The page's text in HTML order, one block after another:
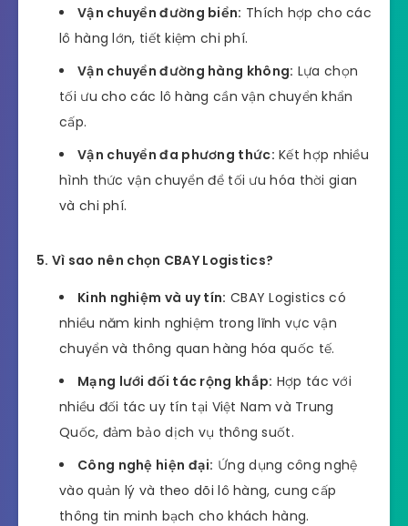
Vận chuyển đường biển: Thích hợp cho các
lô hàng lớn, tiết kiệm chi phí.
Vận chuyển đường hàng không: Lựa chọn
tối ưu cho các lô hàng cần vận chuyển khẩn
cấp.
Vận chuyển đa phương thức: Kết hợp nhiều
hình thức vận chuyển để tối ưu hóa thời gian
và chi phí.
5. Vì sao nên chọn CBAY Logistics?
Kinh nghiệm và uy tín: CBAY Logistics có
nhiều năm kinh nghiệm trong lĩnh vực vận
chuyển và thông quan hàng hóa quốc tế.
Mạng lưới đối tác rộng khắp: Hợp tác với
nhiều đối tác uy tín tại Việt Nam và Trung
Quốc, đảm bảo dịch vụ thông suốt.
Công nghệ hiện đại: Ứng dụng công nghệ
vào quản lý và theo dõi lô hàng, cung cấp
thông tin minh bạch cho khách hàng.